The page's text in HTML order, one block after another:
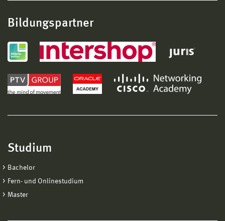
Bildungspartner
Studium
Bachelor
Fern- und Onlinestudium
Master